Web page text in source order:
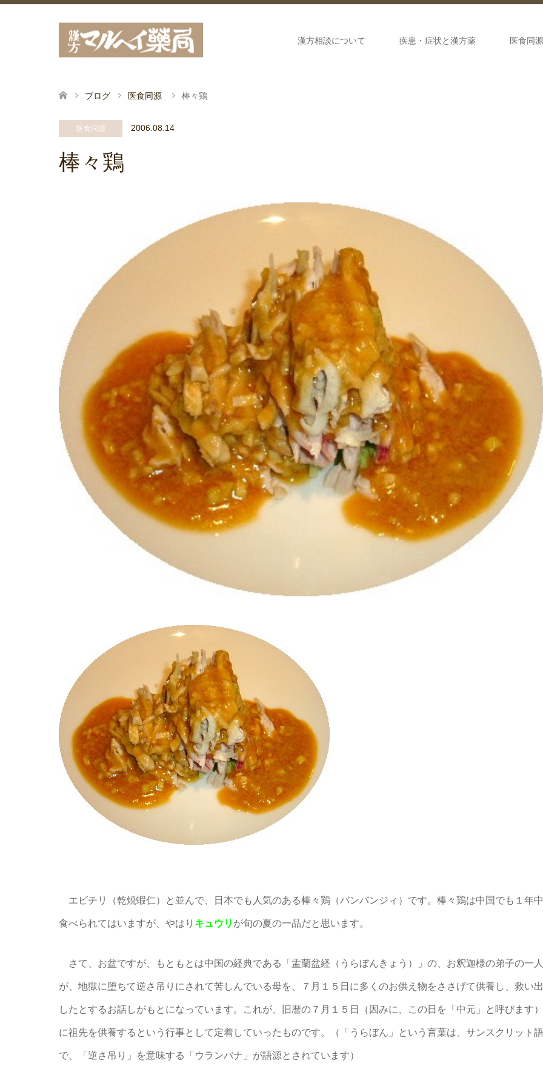
漢方相談について 疾患・症状と漢方薬 医食同源
ブログ 医食同源 棒々鶏
医食同源 2006.08.14
棒々鶏
エビチリ（乾焼蝦仁）と並んで、日本でも人気のある棒々鶏（バンバンジィ）です。棒々鶏は中国でも１年中
食べられてはいますが、やはり キュウリ が旬の夏の一品だと思います。
さて、お盆ですが、もともとは中国の経典である「盂蘭盆経（うらぼんきょう）」の、お釈迦様の弟子の一人
が、地獄に堕ちて逆さ吊りにされて苦しんでいる母を、７月１５日に多くのお供え物をささげて供養し、救い出
したとするお話しがもとになっています。これが、旧暦の７月１５日（因みに、この日を「中元」と呼びます）
に祖先を供養するという行事として定着していったものです。（「うらぼん」という言葉は、サンスクリット語
で、「逆さ吊り」を意味する「ウランバナ」が語源とされています）